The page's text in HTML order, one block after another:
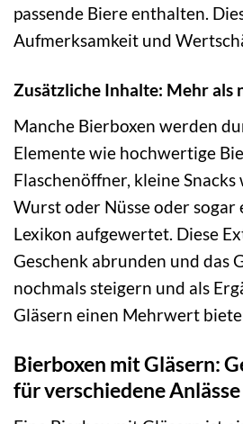
passende Biere enthalten.
Aufmerksamkeit und
Zusätzliche Inhalte: Mehr als
Manche Bierboxen werden
Elemente wie hochwertige
Flaschenöffner, kleine
Wurst oder Nüsse oder sogar
Lexikon aufgewertet. Diese
Geschenk abrunden und das
nochmals steigern und als
Gläsern einen Mehrwert
Bierboxen mit Gläsern:
für verschiedene Anlässe